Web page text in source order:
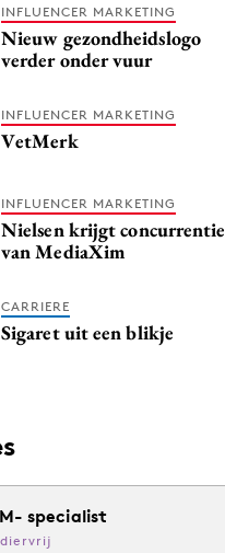
INFLUENCER MARKETING
Nieuw gezondheidslogo
verder onder vuur
INFLUENCER MARKETING
VetMerk
INFLUENCER MARKETING
Nielsen krijgt concurrentie
van MediaXim
CARRIERE
Sigaret uit een blikje
specialist